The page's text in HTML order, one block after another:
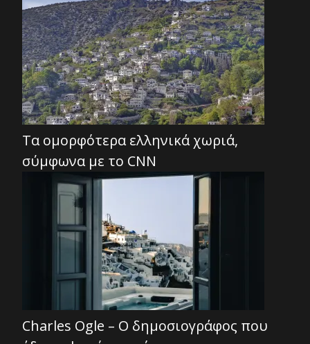
Τα ομορφότερα ελληνικά χωριά,
σύμφωνα με το CNN
Charles Ogle – Ο δημοσιογράφος που